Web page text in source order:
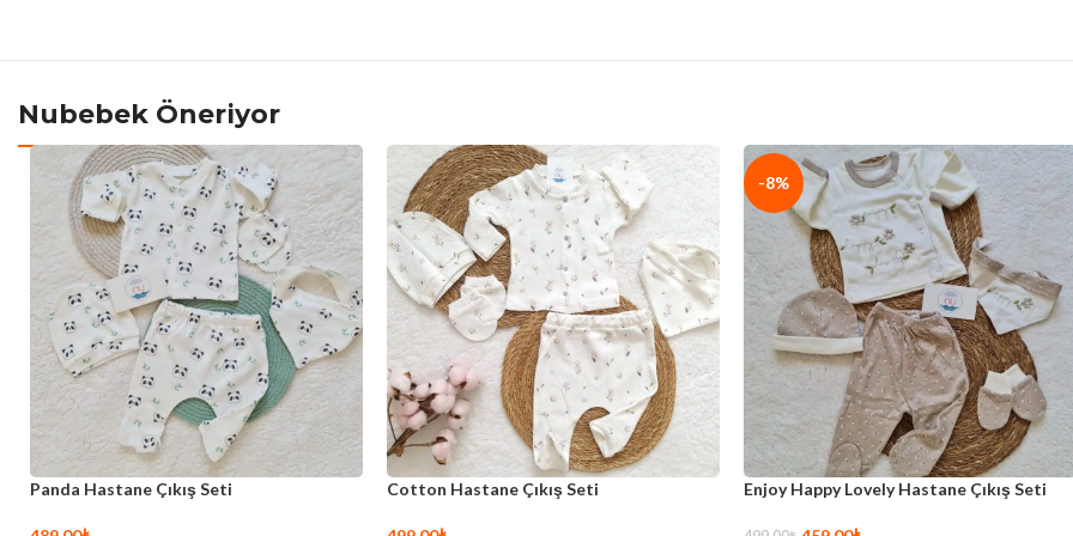
Nubebek Öneriyor
Kanguru Hastane Çıkış Seti Papağan Hastane Çıkış Seti
-13%
Sepetteki Yavrular Hastane Çıkış Seti